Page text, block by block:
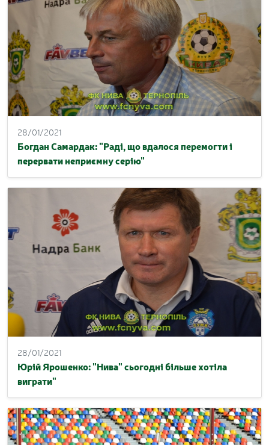
28/01/2021
Богдан Самардак: "Раді, що вдалося перемогти і
перервати неприємну серію"
28/01/2021
Юрій Ярошенко: "Нива" сьогодні більше хотіла
виграти"